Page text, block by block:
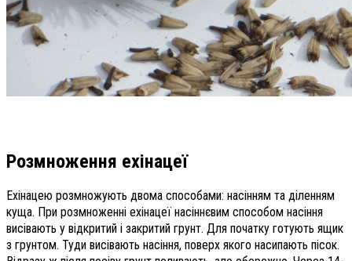
Розмноження ехінацеї
Ехінацею розмножують двома способами: насінням та діленням
куща. При розмноженні ехінацеї насіннєвим способом насіння
висівають у відкритий і закритий грунт. Для початку готують ящик
з грунтом. Туди висівають насіння, поверх якого насипають пісок.